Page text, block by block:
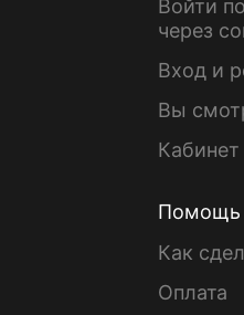
Войти
через
Вход и
Вы
Кабинет
Помощь
Как
Оплата